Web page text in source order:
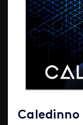
Caledinno